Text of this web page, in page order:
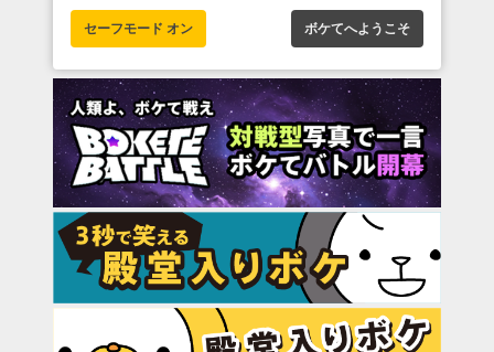
セーフモード オン ボケてへようこそ